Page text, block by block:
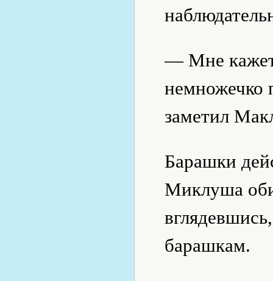
— Мне
немножечко
заметил
Барашки
Миклуша
барашкам.